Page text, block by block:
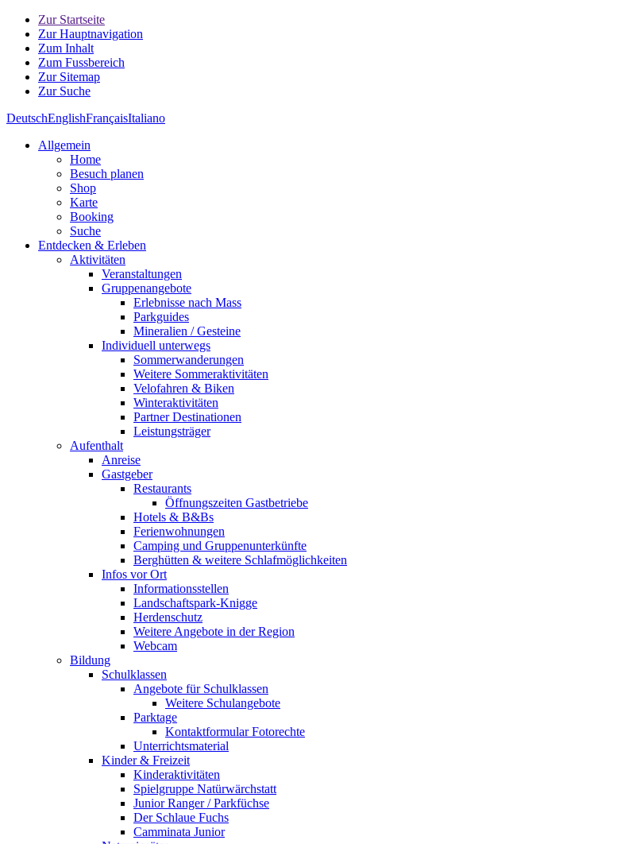
Zur Startseite
Zur Hauptnavigation
Zum Inhalt
Zum Fussbereich
Zur Sitemap
Zur Suche
DeutschEnglishFrançaisItaliano
Allgemein
Home
Besuch planen
Shop
Karte
Booking
Suche
Entdecken & Erleben
Aktivitäten
Veranstaltungen
Gruppenangebote
Erlebnisse nach Mass
Parkguides
Mineralien / Gesteine
Individuell unterwegs
Sommerwanderungen
Weitere Sommeraktivitäten
Velofahren & Biken
Winteraktivitäten
Partner Destinationen
Leistungsträger
Aufenthalt
Anreise
Gastgeber
Restaurants
Öffnungszeiten Gastbetriebe
Hotels & B&Bs
Ferienwohnungen
Camping und Gruppenunterkünfte
Berghütten & weitere Schlafmöglichkeiten
Infos vor Ort
Informationsstellen
Landschaftspark-Knigge
Herdenschutz
Weitere Angebote in der Region
Webcam
Bildung
Schulklassen
Angebote für Schulklassen
Weitere Schulangebote
Parktage
Kontaktformular Fotorechte
Unterrichtsmaterial
Kinder & Freizeit
Kinderaktivitäten
Spielgruppe Natürwärchstatt
Junior Ranger / Parkfüchse
Der Schlaue Fuchs
Camminata Junior